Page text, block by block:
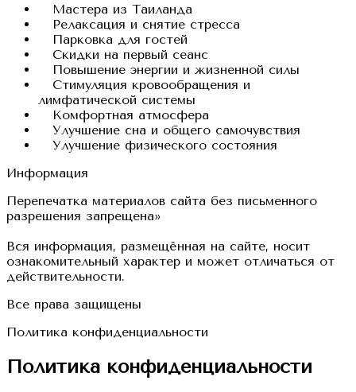
Мастера из Таиланда
Релаксация и снятие стресса
Парковка для гостей
Скидки на первый сеанс
Повышение энергии и жизненной силы
Стимуляция кровообращения и
лимфатической системы
Комфортная атмосфера
Улучшение сна и общего самочувствия
Улучшение физического состояния
Информация
Перепечатка материалов сайта без письменного
разрешения запрещена»
Вся информация, размещённая на сайте, носит
ознакомительный характер и может отличаться от
действительности.
Все права защищены
Политика конфиденциальности
Политика конфиденциальности